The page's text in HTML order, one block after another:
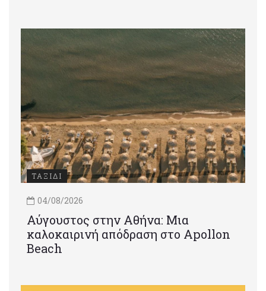
ΤΑΞΙΔΙ
04/08/2026
Αύγουστος στην Αθήνα: Μια
καλοκαιρινή απόδραση στο Apollon
Beach